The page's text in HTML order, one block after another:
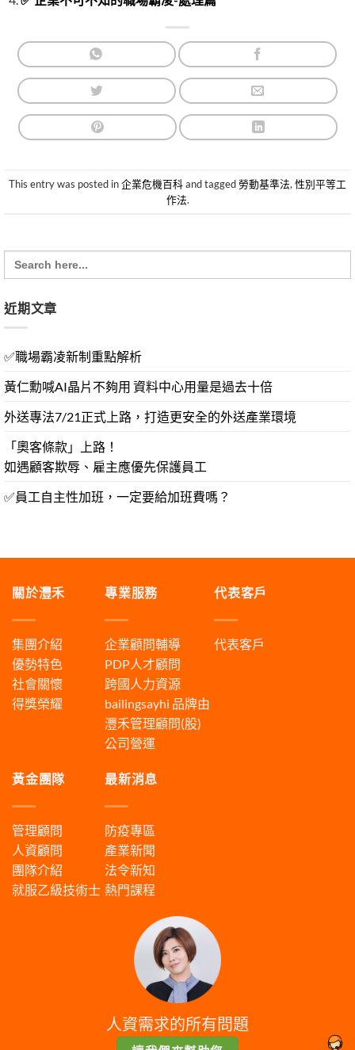
This entry was posted in企業危機百科and tagged勞動基準法, 性別平等工
作法.
Search
for:
近期文章
✅職場霸凌新制重點解析
黃仁勳喊AI晶片不夠用 資料中心用量是過去十倍
外送專法7/21正式上路，打造更安全的外送產業環境
「奧客條款」上路！
如遇顧客欺辱、雇主應優先保護員工
✅員工自主性加班，一定要給加班費嗎？
關於灃禾
集團介紹
優勢特色
社會關懷
得獎榮耀
專業服務
企業顧問輔導
PDP人才顧問
跨國人力資源
bailingsayhi 品牌由
灃禾管理顧問(股)
公司營運
代表客戶
代表客戶
黃金團隊
管理顧問
人資顧問
團隊介紹
就服乙級技術士
最新消息
防疫專區
產業新聞
法令新知
熱門課程
人資需求的所有問題